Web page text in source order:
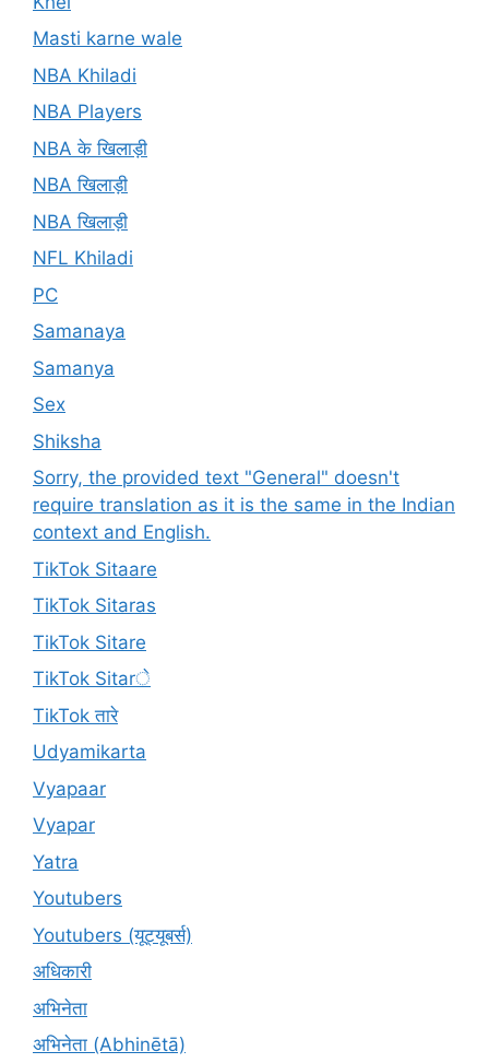
Masti karne wale
NBA Khiladi
NBA Players
NBA के खिलाड़ी
NBA खिलाड़ी
NBA खिलाड़ी
NFL Khiladi
PC
Samanaya
Samanya
Sex
Shiksha
Sorry, the provided text "General" doesn't
require translation as it is the same in the Indian
context and English.
TikTok Sitaare
TikTok Sitaras
TikTok Sitare
TikTok Sitarे
TikTok तारे
Udyamikarta
Vyapaar
Vyapar
Yatra
Youtubers
Youtubers (यूट्यूबर्स)
अधिकारी
अभिनेता
अभिनेता (Abhinētā)